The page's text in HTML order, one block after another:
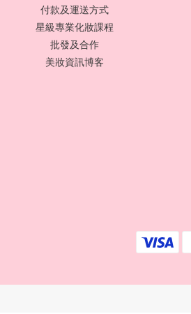
付款及運送方式
星級專業化妝課程
批發及合作
美妝資訊博客